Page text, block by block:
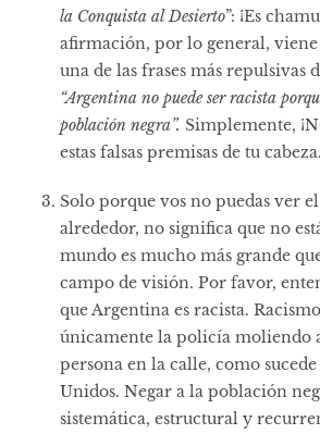
la Conquista al Desierto”: ¡Es
afirmación, por lo general, viene
una de las frases más repulsivas
“Argentina no puede ser racista
población negra”. Simplemente,
estas falsas premisas de tu cabeza.
Solo porque vos no puedas ver
alrededor, no significa que no
mundo es mucho más grande
campo de visión. Por favor,
que Argentina es racista.
únicamente la policía moliendo
persona en la calle, como sucede
Unidos. Negar a la población
sistemática, estructural y